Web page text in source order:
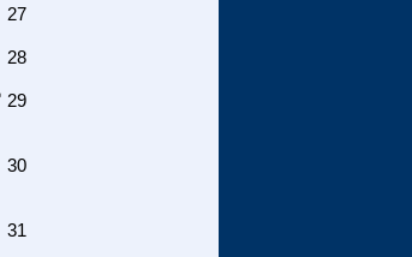
27
28
29
30
31